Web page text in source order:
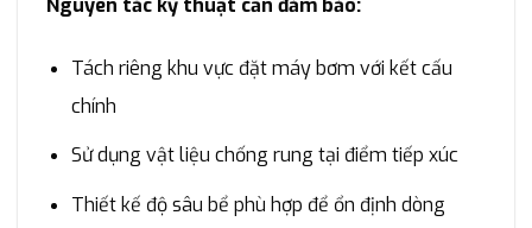
Nguyên tắc kỹ thuật cần đảm bảo:
Tách riêng khu vực đặt máy bơm với kết cấu
chính
Sử dụng vật liệu chống rung tại điểm tiếp xúc
Thiết kế độ sâu bể phù hợp để ổn định dòng